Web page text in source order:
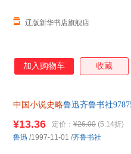
辽版新华书店旗舰店
加入购物车 收藏
中国小说史略鲁迅齐鲁书社
¥13.36 定价： ¥26.00 (5.14折)
鲁迅 /1997-11-01 /齐鲁书社